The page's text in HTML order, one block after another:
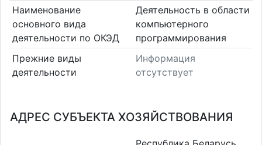
Наименование
основного вида
деятельности по ОКЭД
Деятельность в области
компьютерного
программирования
Прежние виды
деятельности
Информация
отсутствует
АДРЕС СУБЪЕКТА ХОЗЯЙСТВОВАНИЯ